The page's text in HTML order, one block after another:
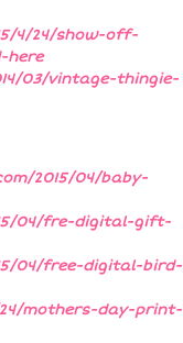
4/24/show-off-
here
03/vintage-thingie-
2015/04/baby-
04/fre-digital-gift-
04/free-digital-bird-
mothers-day-print-